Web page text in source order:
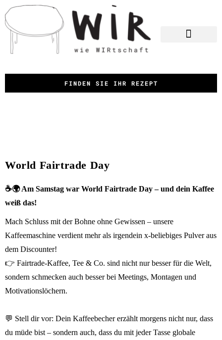
FINDEN SIE IHR REZEPT
World Fairtrade Day
☕🌍 Am Samstag war World Fairtrade Day – und dein Kaffee
weiß das!
Mach Schluss mit der Bohne ohne Gewissen – unsere
Kaffeemaschine verdient mehr als irgendein x-beliebiges Pulver aus
dem Discounter!
👉 Fairtrade-Kaffee, Tee & Co. sind nicht nur besser für die Welt,
sondern schmecken auch besser bei Meetings, Montagen und
Motivationslöchern.
💬 Stell dir vor: Dein Kaffeebecher erzählt morgens nicht nur, dass
du müde bist – sondern auch, dass du mit jeder Tasse globale